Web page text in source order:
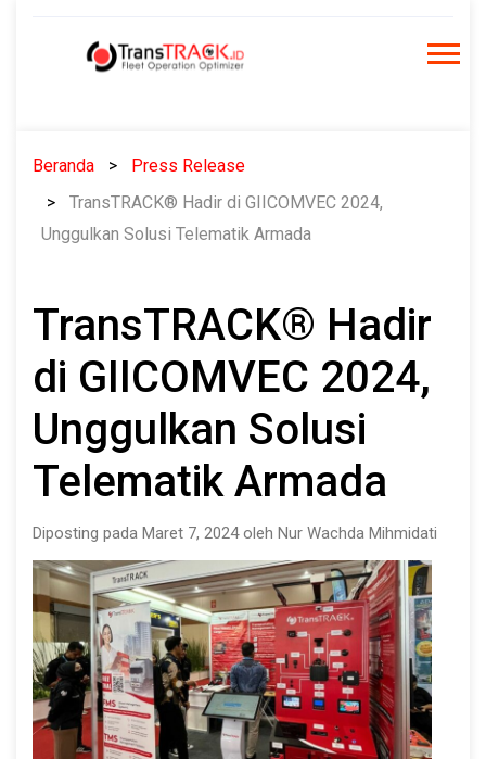
Beranda
Press Release
TransTRACK® Hadir di GIICOMVEC 2024,
Unggulkan Solusi Telematik Armada
TransTRACK® Hadir
di GIICOMVEC 2024,
Unggulkan Solusi
Telematik Armada
Diposting pada Maret 7, 2024 oleh Nur Wachda Mihmidati